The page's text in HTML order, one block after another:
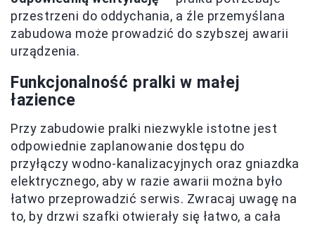
przestrzeni do oddychania, a źle przemyślana
zabudowa może prowadzić do szybszej awarii
urządzenia.
Funkcjonalność pralki w małej
łazience
Przy zabudowie pralki niezwykle istotne jest
odpowiednie zaplanowanie dostępu do
przyłączy wodno-kanalizacyjnych oraz gniazdka
elektrycznego, aby w razie awarii można było
łatwo przeprowadzić serwis. Zwracaj uwagę na
to, by drzwi szafki otwierały się łatwo, a cała